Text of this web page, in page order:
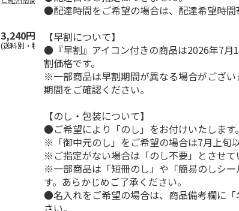
3,240円
(送料別・税込)
牛乳アイス 8個セッ
5,100円
(送料・税込)
牛乳ミルクアイス6
(送料・税込) (
●配達時間をご希望の場合は、配達希望時間
【早割について】
●『早割』アイコン付きの商品は2026年7月
割価格です。
※一部商品は早割期間が異なる場合がござ
期間をご確認ください。
【のし・包装について】
●ご希望により「のし」をお付けいたします。
※「御中元のし」をご希望の場合は7月上旬
※ご指定がない場合は「のし不要」とさせて
※一部商品は「短冊のし」や「簡易のしシ
す。あらかじめご了承ください。
●名入れをご希望の場合は、商品備考欄に
さい。